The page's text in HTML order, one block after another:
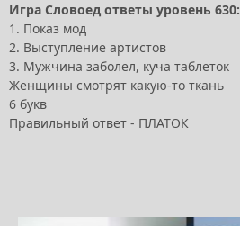
Игра Словоед ответы уровень 630:
1. Показ мод
2. Выступление артистов
3. Мужчина заболел, куча таблеток
Женщины смотрят какую-то ткань
6 букв
Правильный ответ - ПЛАТОК